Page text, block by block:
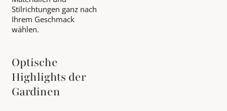
Stilrichtungen ganz nach
Ihrem Geschmack
wählen.
Optische
Highlights der
Gardinen